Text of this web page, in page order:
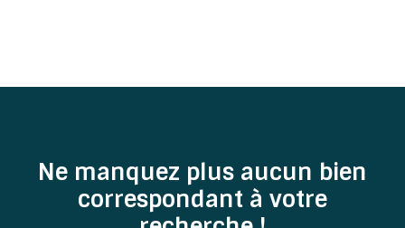
Ne manquez plus aucun bien
correspondant à votre